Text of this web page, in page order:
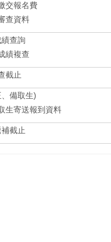
交報名費
查資料
查詢
績複查
截止
備取生)
生寄送報到資料
截止